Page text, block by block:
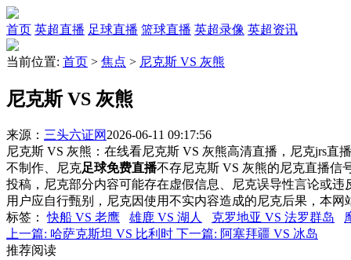
首页 英超直播 足球直播 篮球直播 英超录像 英超资讯
当前位置: 首页 > 焦点 > 尼克斯 VS 灰熊
尼克斯 VS 灰熊
来源： 三头六证网 2026-06-11 09:17:56
尼克斯 VS 灰熊：在线看尼克斯 VS 灰熊高清直播，尼克jrs直
不制作、尼克足球免费直播不存尼克斯 VS 灰熊的尼克直播信
投稿，尼克部分内容可能存在虚假信息、尼克误导性言论或
用户应自行甄别，尼克因使用不实内容造成的尼克后果，本网
标签 ：快船 VS 老鹰 雄鹿 VS 湖人 克罗地亚 VS 法罗群岛
上一篇: 哈萨克斯坦 VS 比利时 下一篇: 阿塞拜疆 VS 冰岛
推荐阅读